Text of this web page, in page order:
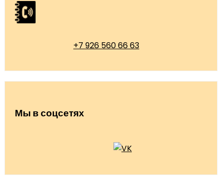
+7 926 560 66 63
Мы в соцсетях